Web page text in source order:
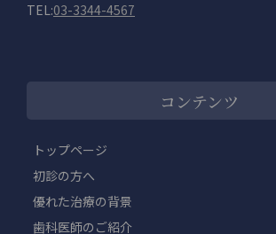
TEL:03-3344-4567
コンテンツ
トップページ
初診の方へ
優れた治療の背景
歯科医師のご紹介